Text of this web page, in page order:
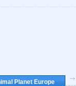
Planet Europe